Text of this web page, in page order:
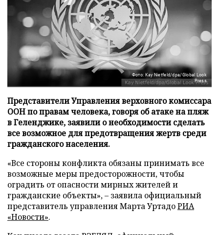
Фото: Kay Nietfeld/dpa/Global Look
Press
Представители Управления верховного комиссара
ООН по правам человека, говоря об атаке на пляж
в Геленджике, заявили о необходимости сделать
все возможное для предотвращения жертв среди
гражданского населения.
«Все стороны конфликта обязаны принимать все
возможные меры предосторожности, чтобы
оградить от опасности мирных жителей и
гражданские объекты», – заявила официальный
представитель управления Марта УртадоРИА
«Новости».